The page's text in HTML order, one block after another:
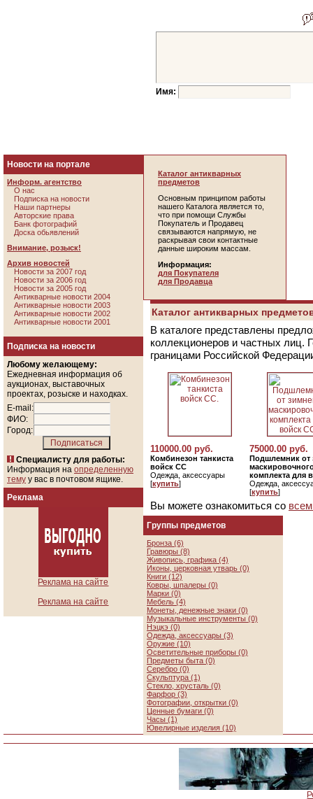
Имя:
Новости на портале
Информ. агентство
О нас
Подписка на новости
Наши партнеры
Авторские права
Банк фотографий
Доска обьявлений
Внимание, розыск!
Архив новостей
Новости за 2007 год
Новости за 2006 год
Новости за 2005 год
Антикварные новости 2004
Антикварные новости 2003
Антикварные новости 2002
Антикварные новости 2001
Подписка на новости
Любому желающему:
Ежедневная информация об
аукционах, выставочных
проектах, розыске и находках.
E-mail:
ФИО:
Город:
Специалисту для работы:
Информация на определенную
тему у вас в почтовом ящике.
Реклама
Реклама на сайте
Реклама на сайте
Каталог антикварных
предметов
Основным принципом работы
нашего Каталога является то,
что при помощи Службы
Покупатель и Продавец
связываются напрямую, не
раскрывая свои контактные
данные широким массам.
Информация:
для Покупателя
для Продавца
Каталог антикварных
В каталоге представлены
коллекционеров и частных лиц.
границами Российской
110000.00 руб.
Комбинезон танкиста
войск СС
Одежда, аксессуары
[купить]
75000.00 руб.
Подшлемник от
комплекта для
Одежда,
[купить]
Вы можете ознакомиться со
Группы предметов
Бронза (6)
Гравюры (8)
Живопись, графика (4)
Иконы, церковная утварь (0)
Книги (12)
Ковры, шпалеры (0)
Марки (0)
Мебель (4)
Монеты, денежные знаки (0)
Музыкальные инструменты (0)
Нэцкэ (0)
Одежда, аксессуары (3)
Оружие (10)
Осветительные приборы (0)
Предметы быта (0)
Серебро (0)
Скульптура (1)
Стекло, хрусталь (0)
Фарфор (3)
Фотографии, открытки (0)
Ценные бумаги (0)
Часы (1)
Ювелирные изделия (10)